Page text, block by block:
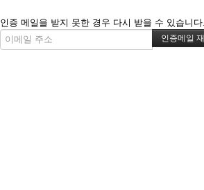
인증 메일을 받지 못한 경우 다시 받을 수 있습니다.